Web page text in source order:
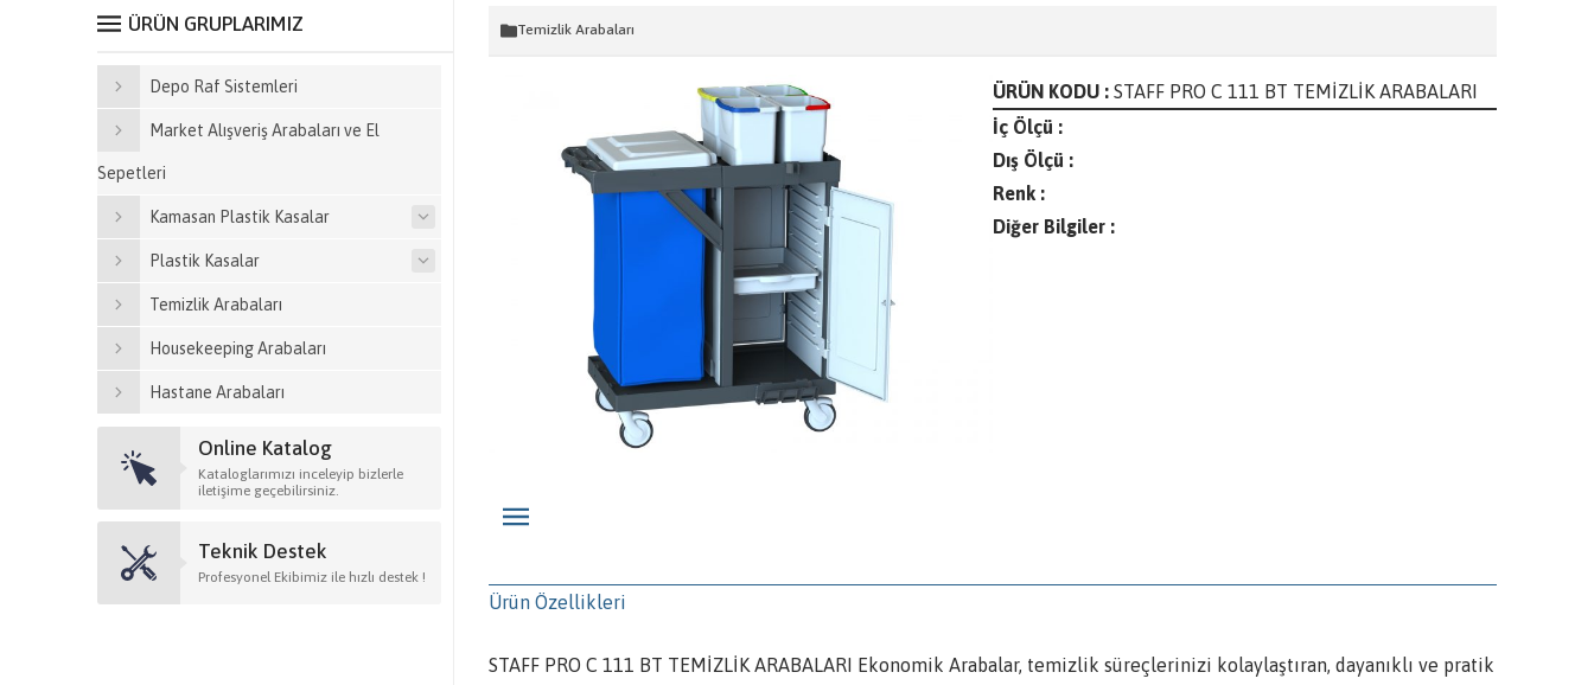
Temizlik Arabaları
ÜRÜN KODU : STAFF PRO C 111 BT TEMİZLİK ARABALARI
İç Ölçü :
Dış Ölçü :
Renk :
Diğer Bilgiler :
Ürün Özellikleri
STAFF PRO C 111 BT TEMİZLİK ARABALARI Ekonomik Arabalar, temizlik süreçlerinizi kolaylaştıran, dayanıklı ve pratik
ÜRÜN GRUPLARIMIZ
Depo Raf Sistemleri
Market Alışveriş Arabaları ve El
Sepetleri
Kamasan Plastik Kasalar
Plastik Kasalar
Temizlik Arabaları
Housekeeping Arabaları
Hastane Arabaları
Online Katalog
Kataloglarımızı inceleyip bizlerle
iletişime geçebilirsiniz.
Teknik Destek
Profesyonel Ekibimiz ile hızlı destek !